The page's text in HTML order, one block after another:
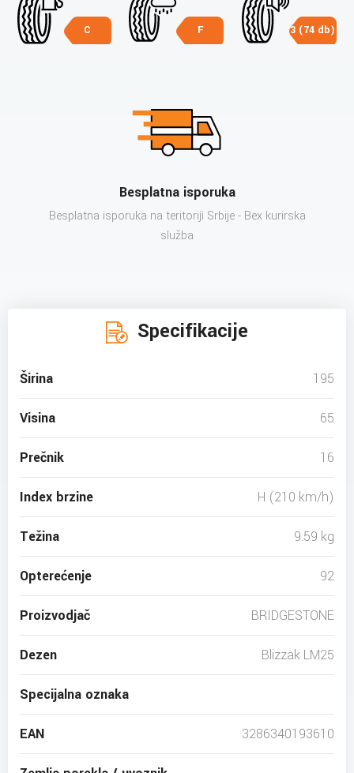
C F 3 (74 db)
Besplatna isporuka
Besplatna isporuka na teritoriji Srbije - Bex kurirska
služba
Specifikacije
Širina 195
Visina 65
Prečnik 16
Index brzine H (210 km/h)
Težina 9.59 kg
Opterećenje 92
Proizvodjač BRIDGESTONE
Dezen Blizzak LM25
Specijalna oznaka
EAN 3286340193610